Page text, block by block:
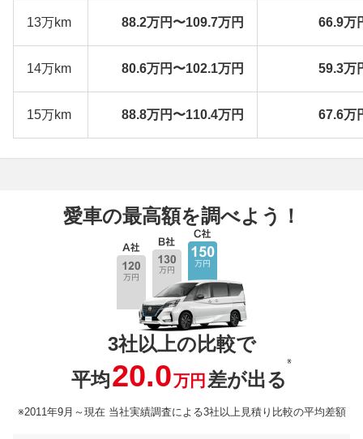
13万km 88.2万円〜109.7万円 66.9万
14万km 80.6万円〜102.1万円 59.3万
15万km 88.8万円〜110.4万円 67.6万
愛車の最高額を調べよう！
3社以上の比較で
平均20.0万円 差が出る
※
※2011年9月～現在 当社実績調査による3社以上見積り比較の平均差額